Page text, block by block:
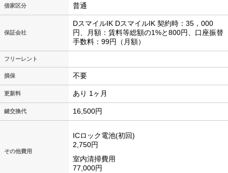
借家区分 普通
保証会社
DスマイルIK DスマイルIK 契約時：35，000
円、月額：賃料等総額の1%と800円、口座振替
手数料：99円（月額）
フリーレント
損保 不要
更新料 あり 1ヶ月
鍵交換代 16,500円
その他費用
ICロック電池(初回)
2,750円
室内清掃費用
77,000円